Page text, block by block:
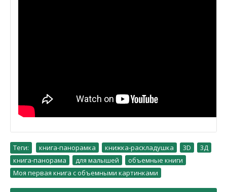
Теги: книга-панорамка книжка-раскладушка 3D 3Д
книга-панорама
для малышей объемные книги
Моя первая книга с объемными картинками